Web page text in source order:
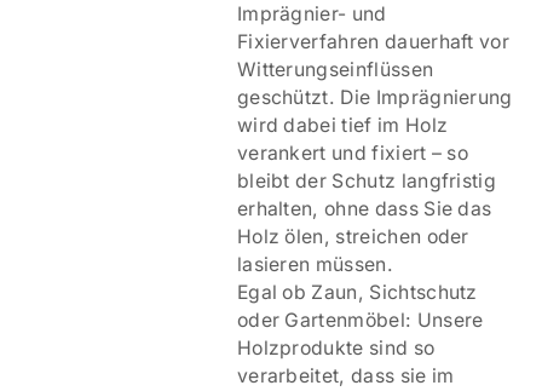
Imprägnier- und
Fixierverfahren dauerhaft vor
Witterungseinflüssen
geschützt. Die Imprägnierung
wird dabei tief im Holz
verankert und fixiert – so
bleibt der Schutz langfristig
erhalten, ohne dass Sie das
Holz ölen, streichen oder
lasieren müssen.
Egal ob Zaun, Sichtschutz
oder Gartenmöbel: Unsere
Holzprodukte sind so
verarbeitet, dass sie im